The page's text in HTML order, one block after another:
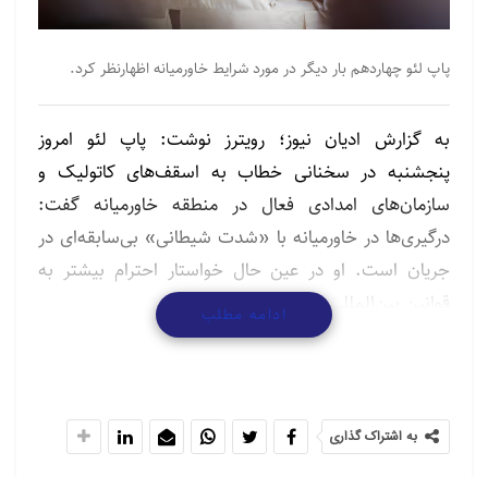
پاپ لئو چهاردهم بار دیگر در مورد شرایط خاورمیانه اظهارنظر کرد.
به گزارش ادیان نیوز؛ رویترز نوشت: پاپ لئو امروز
پنجشنبه در سخنانی خطاب به اسقف‌های کاتولیک و
سازمان‌های امدادی فعال در منطقه خاورمیانه گفت:
درگیری‌ها در خاورمیانه با «شدت شیطانی» بی‌سابقه‌ای در
جریان است. او در عین حال خواستار احترام بیشتر به
قوانین بین‌المللی شد.
پاپ در این نشست در واتیکان افزود: «کشورهای منطقه
ابری از نفرت آنها را فرا گرفته است که هوا را غیرقابل
تنفس و سمی کرده است. امروز، به نظر می‌رسد درگیری
ادامه مطلب
به اشتراک گذاری